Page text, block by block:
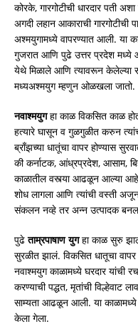
कोरके, गारगोटीची धारदार पती
अगदी लहान आकाराची गारगोटीची
अश्मयुगामध्ये वापरण्यात आली. या
गुजरात आणि पुढे उत्तर प्रदेश मध्ये
येथे मिळाले आणि त्यावरून केलेल्या
मध्यअश्मयुग म्हणुन ओळखला जातो.
नवाश्मयुगहा काळ विकसित काळ
हत्यारे घासून व गुळगुळीत करुन
ब्राँझच्या धातूंचा वापर होण्यास
की कर्नाटक, आंध्रप्रदेश, आसाम,
काळातील वस्त्या आढळून आल्या
शोध लागला आणि त्यांची वस्ती
संकलन नव्हे तर अन्न उत्पादक
पुढेताम्रपाषाण युगहा काळ सुरु
सुरळीत झालं. विकसित धातूचा
नवाश्मयुग काळामध्ये घरदार यांची
करण्याची पद्धत, मृतांची विल्हेवाट
साम्यता आढळून आली. या काळामध्ये
केला गेला.